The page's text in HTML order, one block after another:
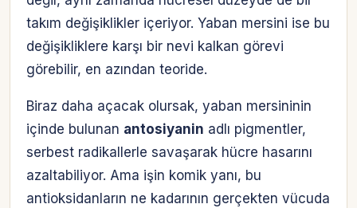
takım değişiklikler içeriyor. Yaban mersini ise bu
değişikliklere karşı bir nevi kalkan görevi
görebilir, en azından teoride.
Biraz daha açacak olursak, yaban mersininin
içinde bulunan antosiyanin adlı pigmentler,
serbest radikallerle savaşarak hücre hasarını
azaltabiliyor. Ama işin komik yanı, bu
antioksidanların ne kadarının gerçekten vücuda